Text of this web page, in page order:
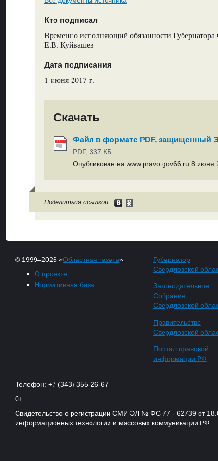
Кто подписал
Временно исполняющий обязанности Губернатора
Е.В. Куйвашев
Дата подписания
1 июня 2017 г.
Скачать
Файл в формате PDF, защищенный
PDF, 337 КБ
Опубликован на www.pravo.gov66.ru 8 июня
Поделиться ссылкой
© 1999–2026 «Областная газета»
О проекте
Нормативная база
Губернатор
Свердловской
Законодательное
Собрание
Свердловской
Правительство
Свердловской
Портал правовой
информации РФ
Телефон: +7 (343) 355-26-67
0+
Свидетельство о регистрации СМИ ЭЛ № ФС 77 - 62739 от
информационных технологий и массовых коммуникаций РФ.